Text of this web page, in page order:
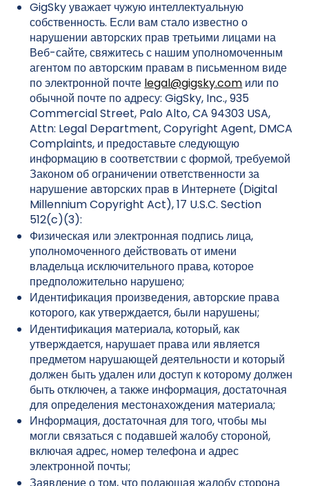
GigSky уважает чужую интеллектуальную
собственность. Если вам стало известно о
нарушении авторских прав третьими лицами на
Веб-сайте, свяжитесь с нашим уполномоченным
агентом по авторским правам в письменном виде
по электронной почте legal@gigsky.com или по
обычной почте по адресу: GigSky, Inc., 935
Commercial Street, Palo Alto, CA 94303 USA,
Attn: Legal Department, Copyright Agent, DMCA
Complaints, и предоставьте следующую
информацию в соответствии с формой, требуемой
Законом об ограничении ответственности за
нарушение авторских прав в Интернете (Digital
Millennium Copyright Act), 17 U.S.C. Section
512(c)(3):
Физическая или электронная подпись лица,
уполномоченного действовать от имени
владельца исключительного права, которое
предположительно нарушено;
Идентификация произведения, авторские права
которого, как утверждается, были нарушены;
Идентификация материала, который, как
утверждается, нарушает права или является
предметом нарушающей деятельности и который
должен быть удален или доступ к которому должен
быть отключен, а также информация, достаточная
для определения местонахождения материала;
Информация, достаточная для того, чтобы мы
могли связаться с подавшей жалобу стороной,
включая адрес, номер телефона и адрес
электронной почты;